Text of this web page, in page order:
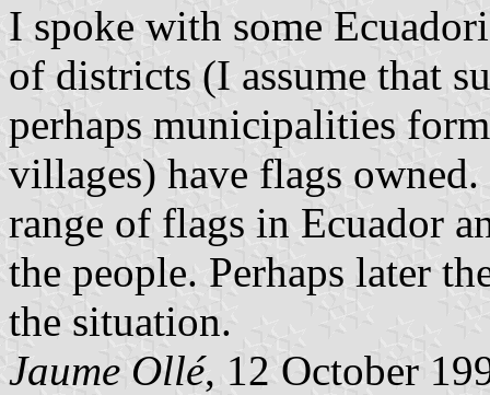
I spoke with some
of districts (I assume that
perhaps municipalities
villages) have flags
range of flags in Ecuador
the people. Perhaps later
the situation.
Jaume Ollé, 12 October